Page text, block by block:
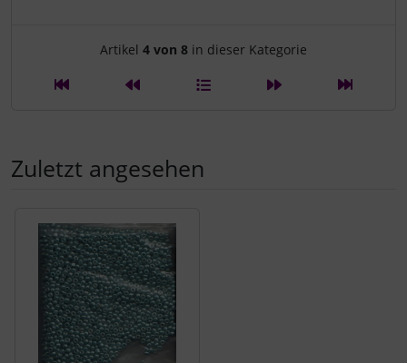
Artikelnavigation innerhalb
Artikel 4 von 8 in dieser Kategorie
Zuletzt angesehen